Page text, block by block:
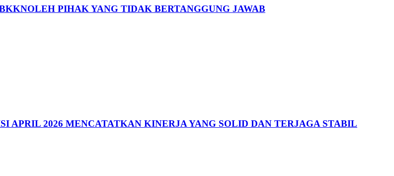
PIHAK YANG TIDAK BERTANGGUNG JAWAB
APRIL 2026 MENCATATKAN KINERJA YANG SOLID DAN TERJAGA STABIL